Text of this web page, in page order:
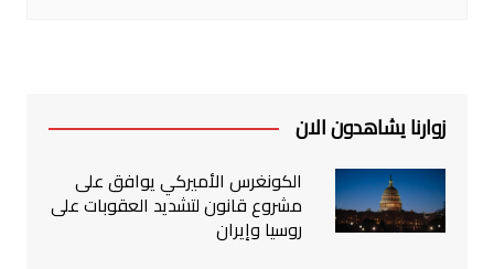
زوارنا يشاهدون الان
الكونغرس الأميركي يوافق على
مشروع قانون لتشديد العقوبات على
روسيا وإيران